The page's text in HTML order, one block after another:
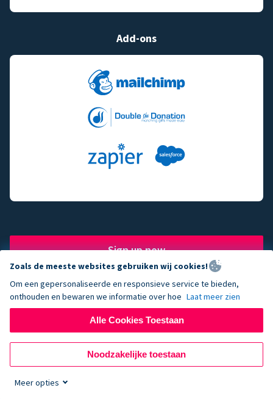
Add-ons
Sign up now
The fundraising engine of
choice for successful
Zoals de meeste websites gebruiken wij cookies!
Om een gepersonaliseerde en responsieve service te bieden,
onthouden en bewaren we informatie over hoe Laat meer zien
Alle Cookies Toestaan
Noodzakelijke toestaan
Meer opties